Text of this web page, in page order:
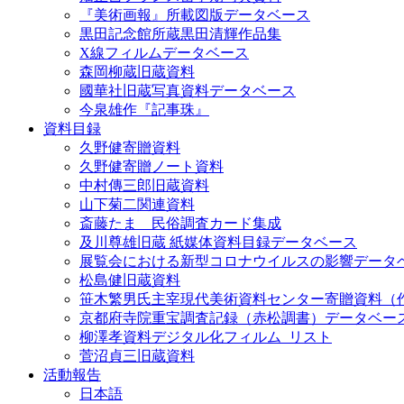
『美術画報』所載図版データベース
黒田記念館所蔵黒田清輝作品集
X線フィルムデータベース
森岡柳蔵旧蔵資料
國華社旧蔵写真資料データベース
今泉雄作『記事珠』
資料目録
久野健寄贈資料
久野健寄贈ノート資料
中村傳三郎旧蔵資料
山下菊二関連資料
斎藤たま 民俗調査カード集成
及川尊雄旧蔵 紙媒体資料目録データベース
展覧会における新型コロナウイルスの影響データ
松島健旧蔵資料
笹木繁男氏主宰現代美術資料センター寄贈資料（
京都府寺院重宝調査記録（赤松調書）データベー
柳澤孝資料デジタル化フィルム_リスト
菅沼貞三旧蔵資料
活動報告
日本語